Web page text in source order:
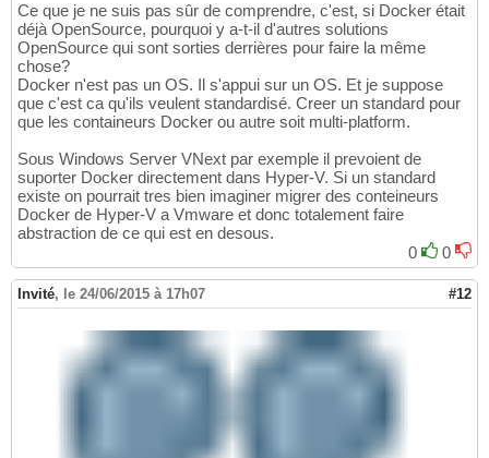
Ce que je ne suis pas sûr de comprendre, c'est, si Docker était
déjà OpenSource, pourquoi y a-t-il d'autres solutions
OpenSource qui sont sorties derrières pour faire la même
chose?
Docker n'est pas un OS. Il s'appui sur un OS. Et je suppose
que c'est ca qu'ils veulent standardisé. Creer un standard pour
que les containeurs Docker ou autre soit multi-platform.
Sous Windows Server VNext par exemple il prevoient de
suporter Docker directement dans Hyper-V. Si un standard
existe on pourrait tres bien imaginer migrer des conteineurs
Docker de Hyper-V a Vmware et donc totalement faire
abstraction de ce qui est en desous.
0
0
Invité, le 24/06/2015 à 17h07 #12